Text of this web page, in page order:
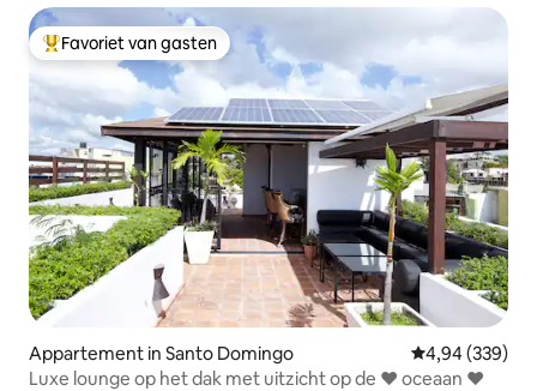
Topfavoriet van gasten
Favoriet van gasten
Appartement in Santo Domingo Gemiddelde
4,94 (339)
Luxe lounge op het dak met uitzicht op de ♥ oceaan ♥